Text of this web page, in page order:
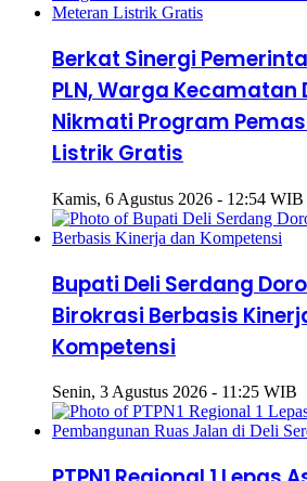
Berkat Sinergi
PLN, Warga Kecamatan
Nikmati Program
Kamis, 6 Agustus 2026 - 12:54 WIB
Bupati Deli Serdang
Birokrasi Berbasis
Kompetensi
Senin, 3 Agustus 2026 - 11:25 WIB